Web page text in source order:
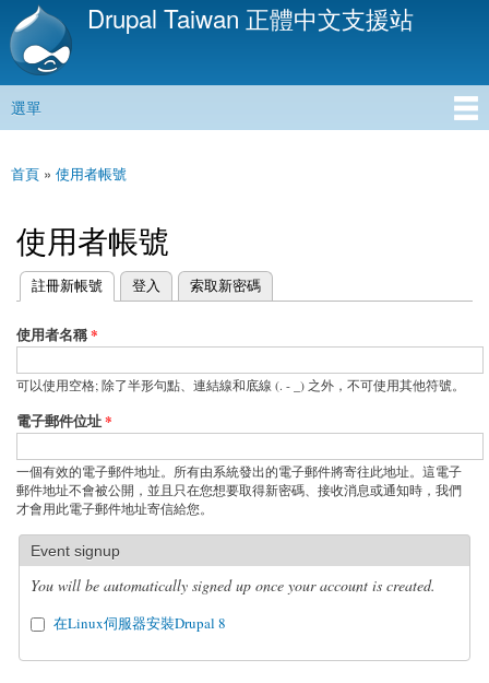
移
內
Drupal Taiwan 正體中文支援站
主選單
選單
您在這裡
首頁 » 使用者帳號
使用者帳號
主要索引標籤
註冊新帳號
(作用中頁籤) 登入 索取新密碼
使用者名稱*
可以使用空格; 除了半形句點、連結線和底線 (. - _) 之外，不可使用其他符號。
電子郵件位址*
一個有效的電子郵件地址。所有由系統發出的電子郵件將寄往此地址。這電子
郵件地址不會被公開，並且只在您想要取得新密碼、接收消息或通知時，我們
才會用此電子郵件地址寄信給您。
Event signup
You will be automatically signed up once your account is created.
在Linux伺服器安裝Drupal 8